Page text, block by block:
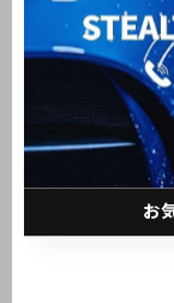
す。最後に、
ズが重要です。
提案を行い、
プロの秘訣を
効果を最大限
お
お